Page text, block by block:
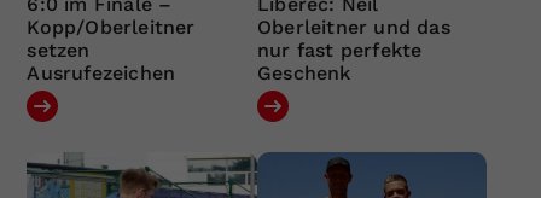
6:0 im Finale –
Kopp/Oberleitner
setzen
Ausrufezeichen
Liberec: Neil
Oberleitner und das
nur fast perfekte
Geschenk